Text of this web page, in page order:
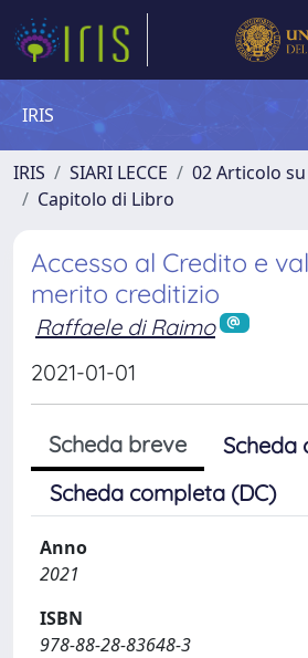
IRIS
IRIS SIARI LECCE
02 Articolo
Capitolo di Libro
Accesso al Credito e
merito creditizio
Raffaele di Raimo
2021-01-01
Scheda breve
Scheda
Scheda completa (DC)
Anno
2021
ISBN
978-88-28-83648-3